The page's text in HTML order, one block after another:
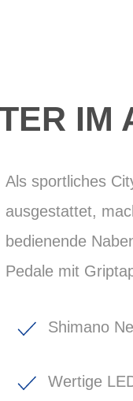
IM
Als sportliches
ausgestattet,
bedienende
Pedale mit
Shimano
Wertige